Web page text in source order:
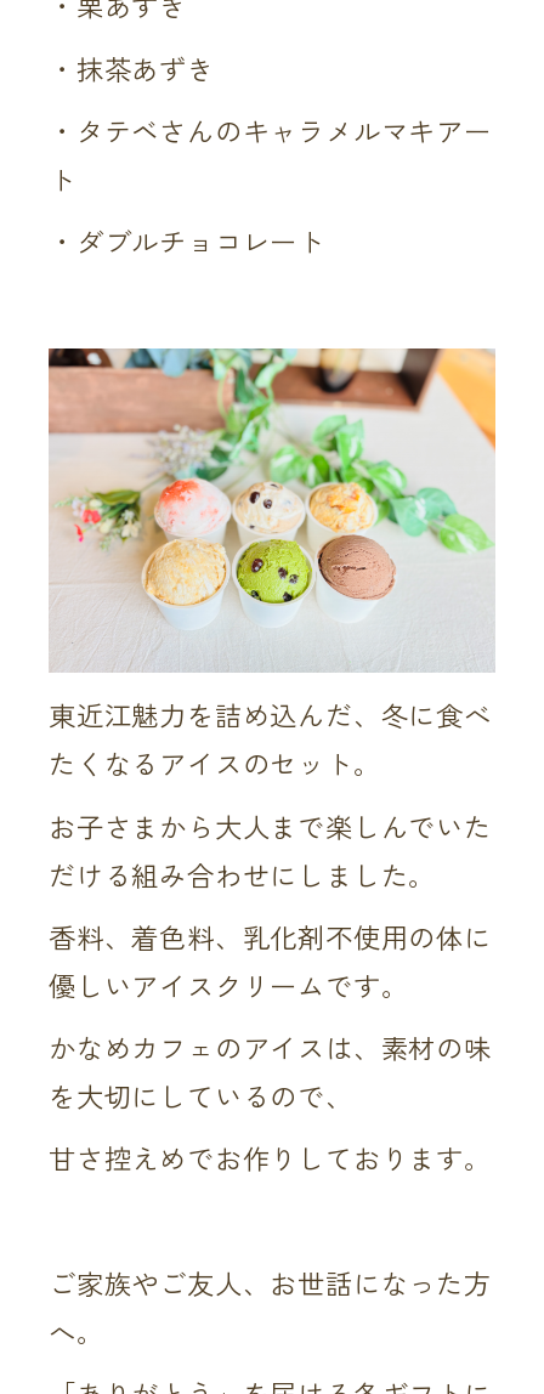
・栗あずき
・抹茶あずき
・タテベさんのキャラメルマキアー
ト
・ダブルチョコレート
東近江魅力を詰め込んだ、冬に食べ
たくなるアイスのセット。
お子さまから大人まで楽しんでいた
だける組み合わせにしました。
香料、着色料、乳化剤不使用の体に
優しいアイスクリームです。
かなめカフェのアイスは、素材の味
を大切にしているので、
甘さ控えめでお作りしております。
ご家族やご友人、お世話になった方
へ。